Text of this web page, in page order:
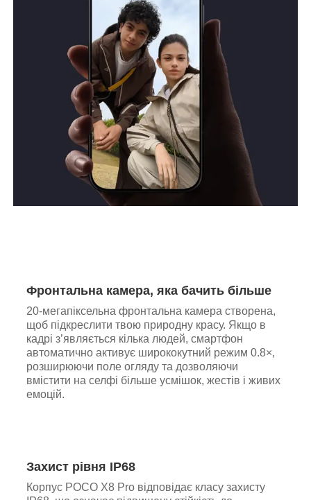
Фронтальна камера, яка бачить більше
20-мегапіксельна фронтальна камера створена,
щоб підкреслити твою природну красу. Якщо в
кадрі з’являється кілька людей, смартфон
автоматично активує ширококутний режим 0.8×,
розширюючи поле огляду та дозволяючи
вмістити на селфі більше усмішок, жестів і живих
емоцій.
Захист рівня IP68
Корпус POCO X8 Pro відповідає класу захисту